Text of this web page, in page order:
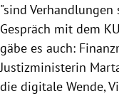
"sind Verhandlungen
Gespräch mit dem
gäbe es auch:
Justizministerin
die digitale Wende,